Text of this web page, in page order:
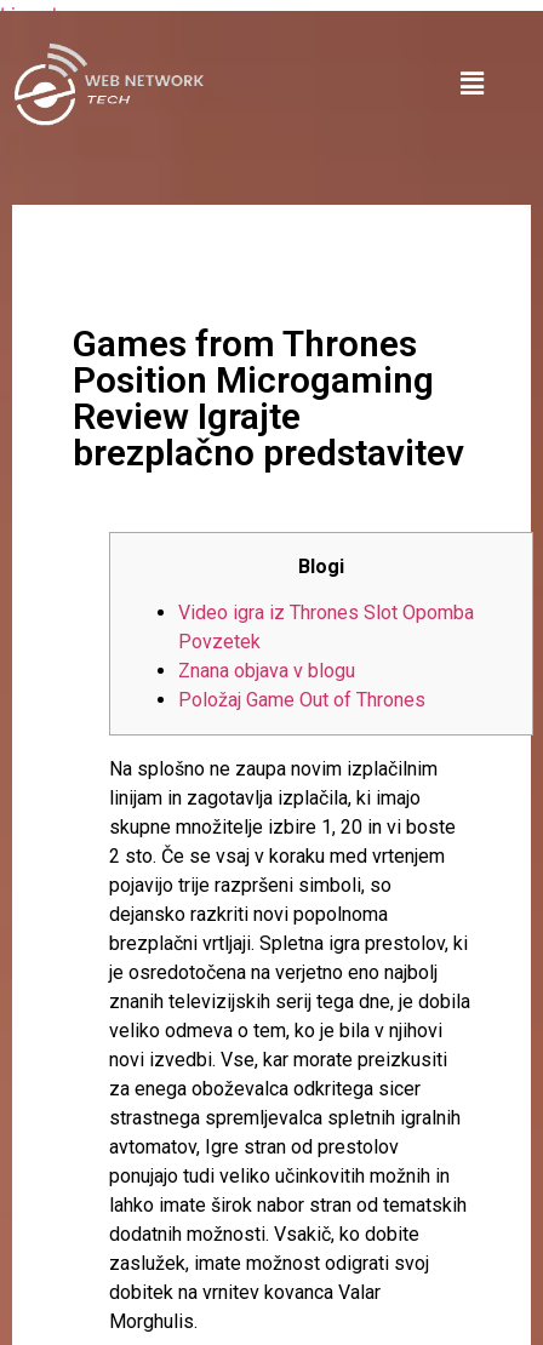
Lire plus
Games from Thrones
Position Microgaming
Review Igrajte
brezplačno predstavitev
Blogi
Video igra iz Thrones Slot Opomba
Povzetek
Znana objava v blogu
Položaj Game Out of Thrones
Na splošno ne zaupa novim izplačilnim
linijam in zagotavlja izplačila, ki imajo
skupne množitelje izbire 1, 20 in vi boste
2 sto. Če se vsaj v koraku med vrtenjem
pojavijo trije razpršeni simboli, so
dejansko razkriti novi popolnoma
brezplačni vrtljaji. Spletna igra prestolov, ki
je osredotočena na verjetno eno najbolj
znanih televizijskih serij tega dne, je dobila
veliko odmeva o tem, ko je bila v njihovi
novi izvedbi. Vse, kar morate preizkusiti
za enega oboževalca odkritega sicer
strastnega spremljevalca spletnih igralnih
avtomatov, Igre stran od prestolov
ponujajo tudi veliko učinkovitih možnih in
lahko imate širok nabor stran od tematskih
dodatnih možnosti. Vsakič, ko dobite
zaslužek, imate možnost odigrati svoj
dobitek na vrnitev kovanca Valar
Morghulis.